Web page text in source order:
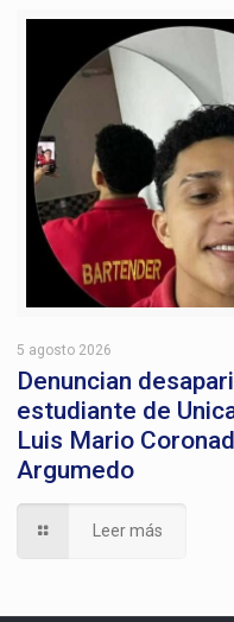
5 agosto 2026
Denuncian
estudiante de
Luis Mario
Argumedo
Leer más